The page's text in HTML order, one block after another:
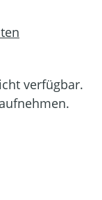
verfügbar.
VERFÜGBAR.)